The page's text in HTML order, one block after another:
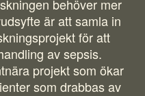
behöver mer
är att samla in
för att
av sepsis.
projekt som ökar
som drabbas av